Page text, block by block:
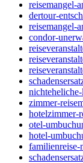
reisemangel-
dertour-
reisemangel-
condor-
zimmer-
hotelzimmer-
otel-
hotel-
familienreise-